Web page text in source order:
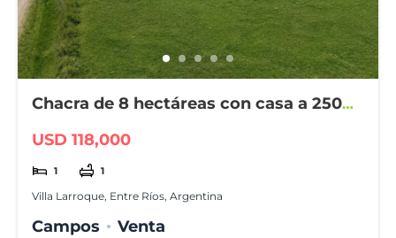
Chacra de 8 hectáreas con casa a 2500
USD 118,000
1 1
Villa Larroque, Entre Ríos, Argentina
Campos Venta